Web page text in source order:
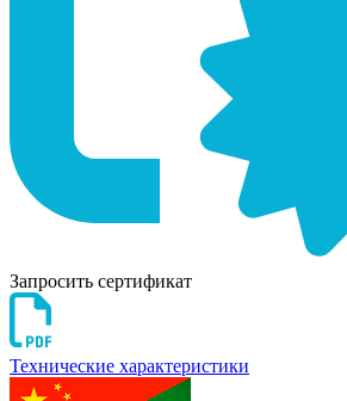
Запросить сертификат
Технические характеристики